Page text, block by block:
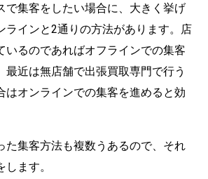
で集客をしたい場合に、大きく挙げ
ラインと2通りの方法があります。店
いるのであればオフラインでの集客
最近は無店舗で出張買取専門で行う
はオンラインでの集客を進めると効
た集客方法も複数うあるので、それ
ます。